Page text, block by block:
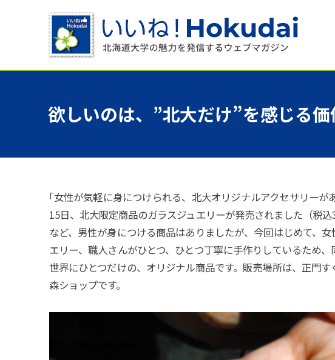
欲しいのは、 ”北大だけ”を感じる価
「女性が気軽に身につけられる、北大オリジナルアクセサリーが
15日、北大限定商品のガラスジュエリーが発売されました（税
など、男性が身につける商品はありましたが、今回はじめて、
エリー、職人さんがひとつ、ひとつ丁寧に手作りしているため
世界にひとつだけの、オリジナル商品です。販売場所は、正門
森ショップです。